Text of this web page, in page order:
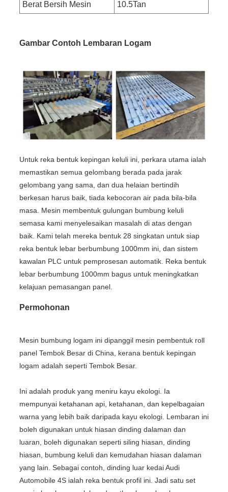
Berat Bersih Mesin 10.5Tan
Gambar Contoh Lembaran Logam
Untuk reka bentuk kepingan keluli ini, perkara utama ialah
memastikan semua gelombang berada pada jarak
gelombang yang sama, dan dua helaian bertindih
berkesan harus baik, tiada kebocoran air pada bila-bila
masa. Mesin membentuk gulungan bumbung keluli
semasa kami menyelesaikan masalah di atas dengan
baik. Kami telah mereka bentuk 28 singkatan untuk siap
reka bentuk lebar berbumbung 1000mm ini, dan sistem
kawalan PLC untuk pemprosesan automatik. Reka bentuk
lebar berbumbung 1000mm bagus untuk meningkatkan
kelajuan pemasangan panel.
Permohonan
Mesin bumbung logam ini dipanggil mesin pembentuk roll
panel Tembok Besar di China, kerana bentuk kepingan
logam adalah seperti Tembok Besar.
Ini adalah produk yang meniru kayu ekologi. Ia
mempunyai ketahanan api, ketahanan, dan kepelbagaian
warna yang lebih baik daripada kayu ekologi. Lembaran ini
boleh digunakan untuk hiasan dinding dalaman dan
luaran, boleh digunakan seperti siling hiasan, dinding
hiasan, bumbung keluli dan kemudahan hiasan dalaman
yang lain. Sebagai contoh, dinding luar kedai Audi
Automobile 4S ialah reka bentuk profil ini. Jadi satu set